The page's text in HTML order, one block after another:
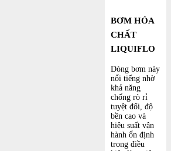
BƠM HÓA
CHẤT
LIQUIFLO
Dòng bơm này
nổi tiếng nhờ
khả năng
chống rò rỉ
tuyệt đối, độ
bền cao và
hiệu suất vận
hành ổn định
trong điều